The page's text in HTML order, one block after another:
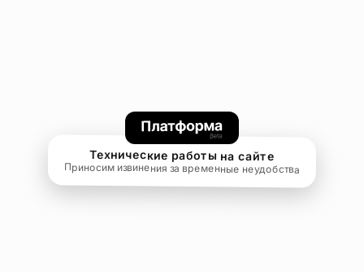
Технические работы на сайте
Приносим извинения за временные неудобства